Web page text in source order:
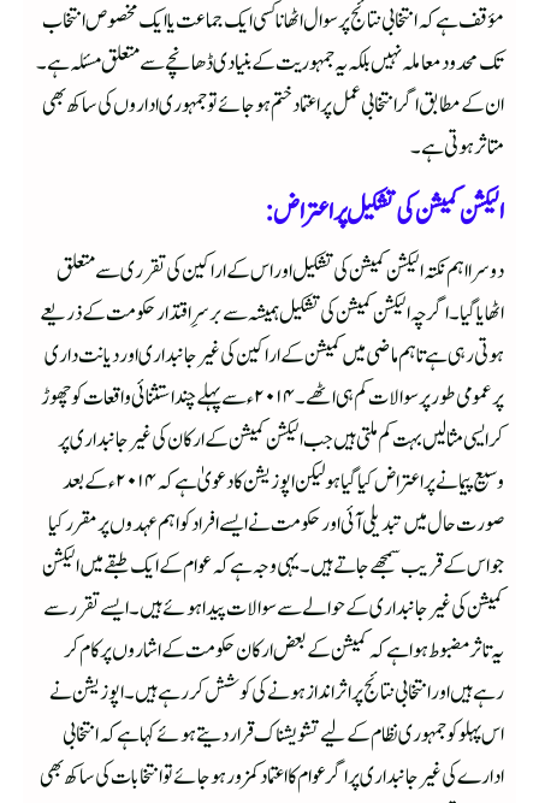
مؤقف ہے کہ انتخابی نتائج پر سوال اٹھانا کسی ایک جماعت یا ایک مخصوص انتخاب
تک محدود معاملہ نہیں بلکہ یہ جمہوریت کے بنیادی ڈھانچے سے متعلق مسئلہ ہے۔
ان کے مطابق اگر انتخابی عمل پر اعتماد ختم ہو جائے تو جمہوری اداروں کی ساکھ بھی
متاثر ہوتی ہے۔
الیکشن کمیشن کی تشکیل پر اعتراض:
دوسرا اہم نکتہ الیکشن کمیشن کی تشکیل اور اس کے اراکین کی تقرری سے متعلق
اٹھایا گیا۔ اگرچہ الیکشن کمیشن کی تشکیل ہمیشہ سے برسرِ اقتدار حکومت کے ذریعے
ہوتی رہی ہے تاہم ماضی میں کمیشن کے اراکین کی غیر جانبداری اور دیانت داری
پر عمومی طور پر سوالات کم ہی اٹھے۔ ۲۰۱۴ء سے پہلے چند استثنائی واقعات کو چھوڑ
کر ایسی مثالیں بہت کم ملتی ہیں جب الیکشن کمیشن کے ارکان کی غیر جانبداری پر
وسیع پیمانے پر اعتراض کیا گیا ہو لیکن اپوزیشن کا دعویٰ ہے کہ ۲۰۱۴ء کے بعد
صورت حال میں تبدیلی آئی اور حکومت نے ایسے افراد کو اہم عہدوں پر مقرر کیا
جو اس کے قریب سمجھے جاتے ہیں۔ یہی وجہ ہے کہ عوام کے ایک طبقے میں الیکشن
کمیشن کی غیر جانبداری کے حوالے سے سوالات پیدا ہوئے ہیں۔ ایسے تقرر سے
یہ تاثر مضبوط ہوا ہے کہ کمیشن کے بعض ارکان حکومت کے اشاروں پر کام کر
رہے ہیں اور انتخابی نتائج پر اثر انداز ہونے کی کوشش کر رہے ہیں۔ اپوزیشن نے
اس پہلو کو جمہوری نظام کے لیے تشویشناک قرار دیتے ہوئے کہا ہے کہ انتخابی
ادارے کی غیر جانبداری پر اگر عوام کا اعتماد کمزور ہو جائے تو انتخابات کی ساکھ بھی